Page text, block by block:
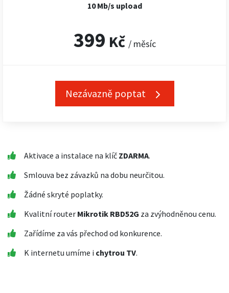
10 Mb/s upload
399 Kč / měsíc
Nezávazně poptat
Aktivace a instalace na klíč ZDARMA.
Smlouva bez závazků na dobu neurčitou.
Žádné skryté poplatky.
Kvalitní router Mikrotik RBD52G za zvýhodněnou cenu.
Zařídíme za vás přechod od konkurence.
K internetu umíme i chytrou TV.